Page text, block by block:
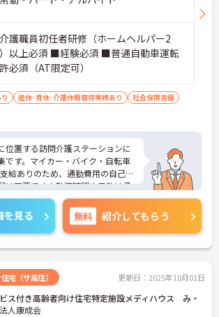
護職員初任者研修（ホームヘルパー2
以上必須 ■経験必須 ■普通自動車運転
必須（AT限定可）
産休･育休･介護休暇取得実績あり
社会保険完備
位置する訪問介護ステーションに
です。マイカー・バイク・自転車
給ありのため、通勤費用の自己負
は不要です♪勤務時間や日数は柔
ため、家事や育児と両立がしやす
ちの業務経験や資格をぜひ職場で
か？ご興味ある方は面接ポイント
で、お気軽にご連絡ください。
を見る 無料 紹介してもらう
宅（サ高住） 更新日：2025年10月01日
ス付き高齢者向け住宅特定施設メディハウス み・
人康成会